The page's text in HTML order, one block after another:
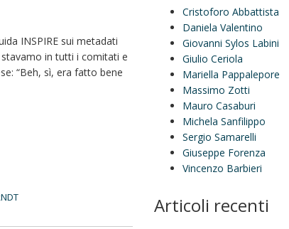
INSPIRE sui metadati
stavamo in tutti i comitati e
“Beh, sì, era fatto bene
Cristoforo Abbattista
Daniela Valentino
Giovanni Sylos Labini
Giulio Ceriola
Mariella Pappalepore
Massimo Zotti
Mauro Casaburi
Michela Sanfilippo
Sergio Samarelli
Giuseppe Forenza
Vincenzo Barbieri
Articoli recenti